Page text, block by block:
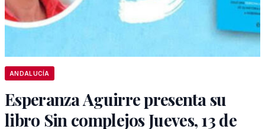
ANDALUCÍA
Esperanza Aguirre presenta su
libro Sin complejos Jueves, 13 de